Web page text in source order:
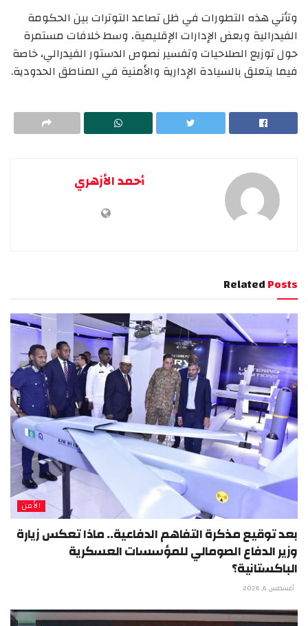
وتأتي هذه التطورات في ظل تصاعد التوترات بين الحكومة
الفيدرالية وبعض الإدارات الإقليمية، وسط خلافات مستمرة
حول توزيع الصلاحيات وتفسير نصوص الدستور الفيدرالي، خاصة
فيما يتعلق بالسيادة الإدارية والأمنية في المناطق الحدودية.
أحمد الأزهري
RelatedPosts
الأمن
بعد توقيع مذكرة التفاهم الدفاعية.. ماذا تعكس زيارة
وزير الدفاع الصومالي للمؤسسات العسكرية
الباكستانية؟
أغسطس 6, 2026